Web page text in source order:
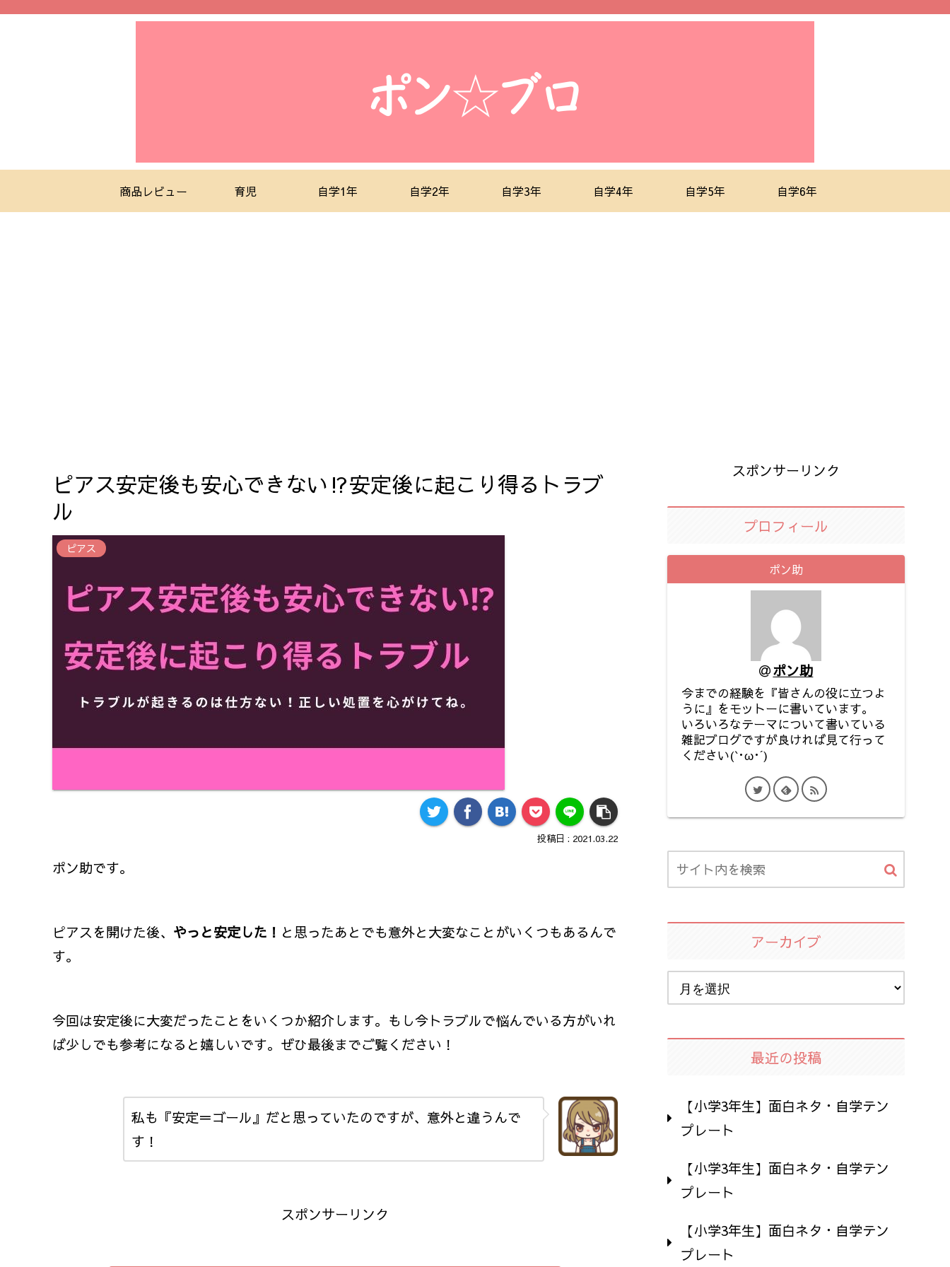
商品レビュー 育児 自学1年 自学2年 自学3年 自学4年 自学5年 自学6年
ピアス安定後も安心できない⁉安定後に起こり得るトラブ
ル
ピアス
2021.03.22
ポン助です。
ピアスを開けた後、 やっと安定した！ と思ったあとでも意外と大変なことがいくつもあるんで
す。
今回は安定後に大変だったことをいくつか紹介します。もし今トラブルで悩んでいる方がいれ
ば少しでも参考になると嬉しいです。ぜひ最後までご覧ください！
私も『安定＝ゴール』だと思っていたのですが、意外と違うんで
す！
スポンサーリンク
スポンサーリンク
プロフィール
ポン助
ポン助
今までの経験を『皆さんの役に立つよ
うに』をモットーに書いています。
いろいろなテーマについて書いている
雑記ブログですが良ければ見て行って
ください(`･ω･´)
アーカイブ
最近の投稿
【小学3年生】面白ネタ・自学テン
プレート
【小学3年生】面白ネタ・自学テン
プレート
【小学3年生】面白ネタ・自学テン
プレート